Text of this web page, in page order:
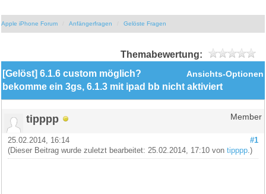
Apple iPhone Forum Anfängerfragen Gelöste Fragen
Themabewertung:
Ansichts-Optionen
[Gelöst] 6.1.6 custom möglich?
bekomme ein 3gs, 6.1.3 mit ipad bb nicht aktiviert
tipppp Member
#1
25.02.2014, 16:14
(Dieser Beitrag wurde zuletzt bearbeitet: 25.02.2014, 17:10 vontipppp .)